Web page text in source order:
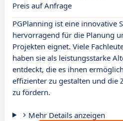
Preis auf Anfrage
PGPlanning ist eine innovative
hervorragend für die Planung
Projekten eignet. Viele
haben sie als leistungsstarke
entdeckt, die es ihnen
effizienter zu gestalten und die
zu fördern.
Mehr Details anzeigen